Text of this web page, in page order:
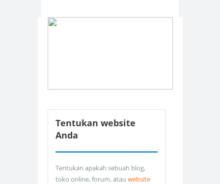
Tentukan website
Anda
Tentukan apakah sebuah blog,
toko online, forum, atau website